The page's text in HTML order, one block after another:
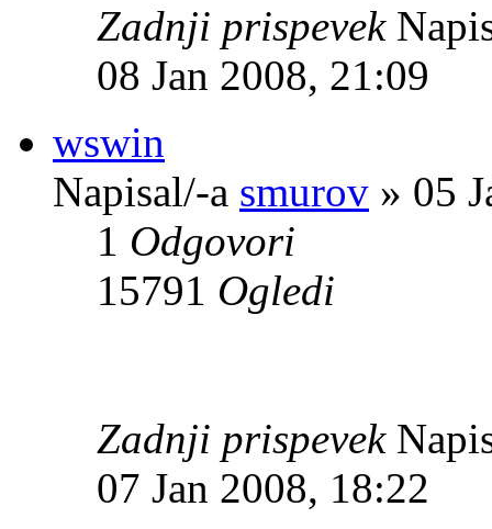
Zadnji prispevek
08 Jan 2008, 21:09
wswin
Napisal/-a smurov » 05
1 Odgovori
15791 Ogledi
Zadnji prispevek
07 Jan 2008, 18:22